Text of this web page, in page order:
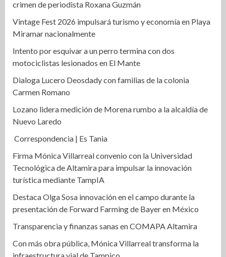
crimen de periodista Roxana Guzmán
Vintage Fest 2026 impulsará turismo y economía en Playa
Miramar nacionalmente
Intento por esquivar a un perro termina con dos
motociclistas lesionados en El Mante
Dialoga Lucero Deosdady con familias de la colonia
Carmen Romano
Lozano lidera medición de Morena rumbo a la alcaldía de
Nuevo Laredo
Correspondencia | Es Tania
Firma Mónica Villarreal convenio con la Universidad
Tecnológica de Altamira para impulsar la innovación
turística mediante TampIA
Destaca Olga Sosa innovación en el campo durante la
presentación de Forward Farming de Bayer en México
Transparencia y finanzas sanas en COMAPA Altamira
Con más obra pública, Mónica Villarreal transforma la